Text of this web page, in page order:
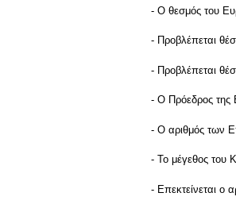
- Ο θεσμός του
- Προβλέπεται
- Προβλέπεται
- Ο Πρόεδρος της
- Ο αριθμός των
- Το μέγεθος του
- Επεκτείνεται ο